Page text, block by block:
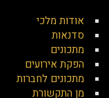
אודות מלכי
סדנאות
מתכונים
הפקת אירועים
מתכונים לחברות
מן התקשורת